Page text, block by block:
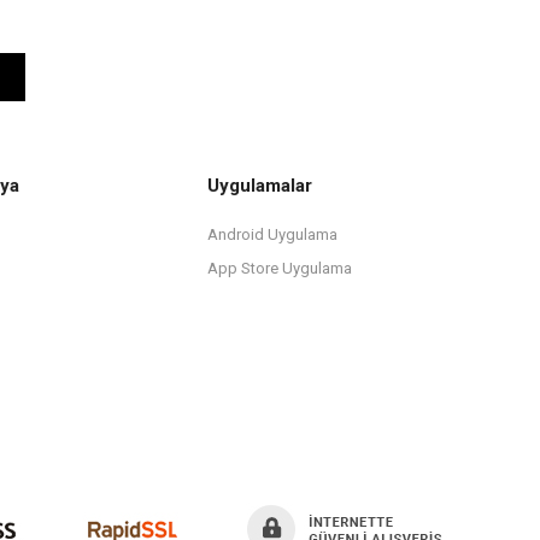
Uygulamalar
Android Uygulama
App Store Uygulama